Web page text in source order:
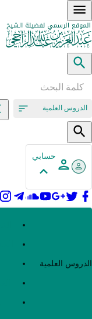
الدروس العلمية
حسابي
الدروس العلمية